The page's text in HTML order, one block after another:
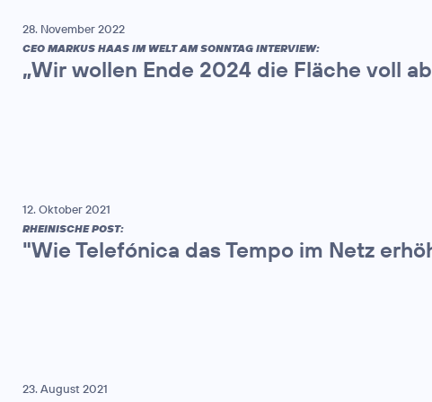
28. November 2022
CEO MARKUS HAAS IM WELT AM SONNTAG INTERVIEW:
„Wir wollen Ende 2024 die Fläche voll
12. Oktober 2021
RHEINISCHE POST:
"Wie Telefónica das Tempo im Netz
23. August 2021